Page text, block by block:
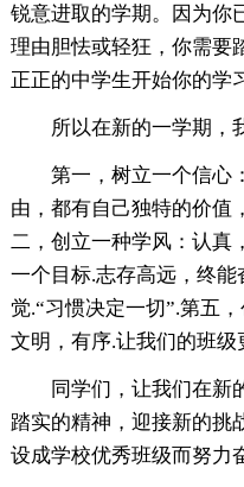
锐意进取的学期。因为你
理由胆怯或轻狂，你需要
正正的中学生开始你的学
所以在新的一学期，
第一，树立一个信心
由，都有自己独特的价值
二，创立一种学风：认真
一个目标.志存高远，终
觉.“习惯决定一切”.第五
文明，有序.让我们的班级
同学们，让我们在新
踏实的精神，迎接新的挑
设成学校优秀班级而努力